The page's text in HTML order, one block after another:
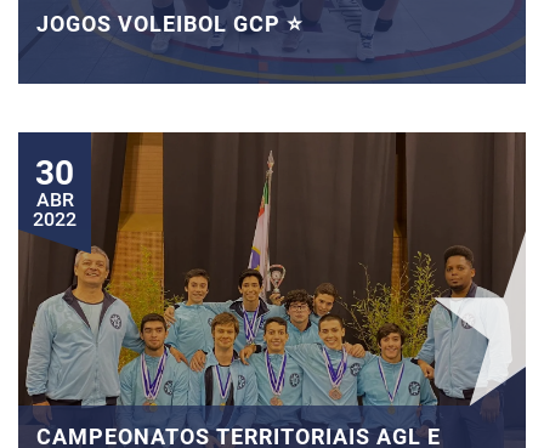
JOGOS VOLEIBOL GCP ⭐
30
ABR
2022
CAMPEONATOS TERRITORIAIS AGL E